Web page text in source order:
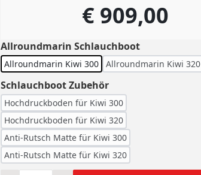
€ 909,00
Allroundmarin Schlauchboot
Allroundmarin Kiwi 300 Allroundmarin Kiwi 320
Schlauchboot Zubehör
Hochdruckboden für Kiwi 300
Hochdruckboden für Kiwi 320
Anti-Rutsch Matte für Kiwi 300
Anti-Rutsch Matte für Kiwi 320